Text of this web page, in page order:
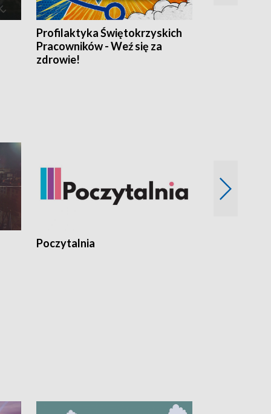
Profilaktyka Świętokrzyskich
Pracowników - Weź się za
zdrowie!
Poczytalnia